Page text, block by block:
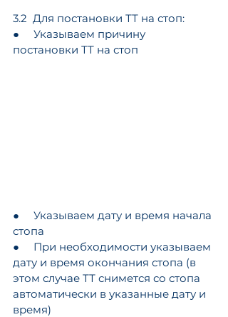
3.2  Для постановки ТТ на стоп:
●     Указываем причину
постановки ТТ на стоп
●     Указываем дату и время начала
стопа
●     При необходимости указываем
дату и время окончания стопа (в
этом случае ТТ снимется со стопа
автоматически в указанные дату и
время)